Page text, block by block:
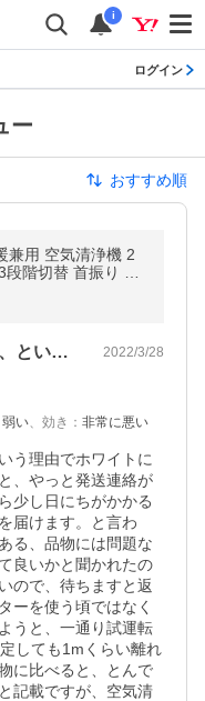
i
ログイン
ー
おすすめ順
兼用 空気清浄機 2
階切替 首振り 恒
ストーブ 転倒自動
作
注文していたグレーが製造中止、という理… 2022/3/28
弱い、 効き ： 非常に悪い
う理由でホワイトに
、やっと発送連絡が
少し日にちがかかる
届けます。と言わ
る、品物には問題な
良いかと聞かれたの
ので、待ちますと返
ーを使う頃ではなく
うと、一通り試運転
しても1mくらい離れ
に比べると、とんで
記載ですが、空気清